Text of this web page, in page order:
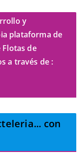
y
plataforma de
de
a través de :
... con